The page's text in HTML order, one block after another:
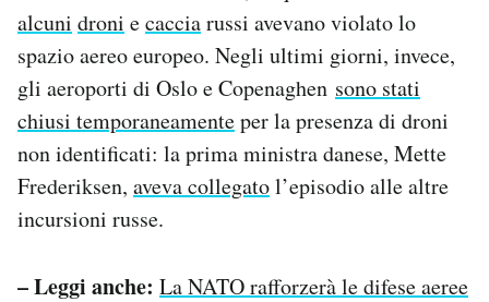
alcuni droni ecacciarussi avevano violato lo
spazio aereo europeo. Negli ultimi giorni, invece,
gli aeroporti di Oslo e Copenaghen sono stati
chiusi temporaneamenteper la presenza di droni
non identificati: la prima ministra danese, Mette
Frederiksen, aveva collegatol’episodio alle altre
incursioni russe.
– Leggi anche: La NATO rafforzerà le difese aeree